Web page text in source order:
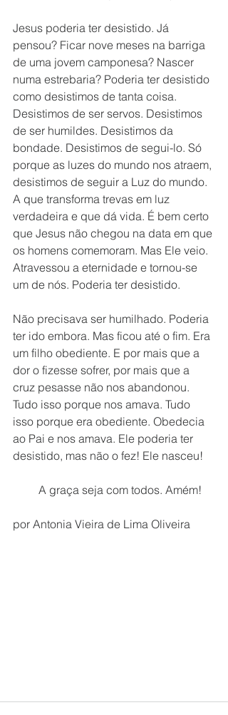
Jesus poderia ter desistido. Já
pensou? Ficar nove meses na barriga
de uma jovem camponesa? Nascer
numa estrebaria? Poderia ter desistido
como desistimos de tanta coisa.
Desistimos de ser servos. Desistimos
de ser humildes. Desistimos da
bondade. Desistimos de segui-lo. Só
porque as luzes do mundo nos atraem,
desistimos de seguir a Luz do mundo.
A que transforma trevas em luz
verdadeira e que dá vida. É bem certo
que Jesus não chegou na data em que
os homens comemoram. Mas Ele veio.
Atravessou a eternidade e tornou-se
um de nós. Poderia ter desistido.
Não precisava ser humilhado. Poderia
ter ido embora. Mas ficou até o fim. Era
um filho obediente. E por mais que a
dor o fizesse sofrer, por mais que a
cruz pesasse não nos abandonou.
Tudo isso porque nos amava. Tudo
isso porque era obediente. Obedecia
ao Pai e nos amava. Ele poderia ter
desistido, mas não o fez! Ele nasceu!
         A graça seja com todos. Amém!
por Antonia Vieira de Lima Oliveira